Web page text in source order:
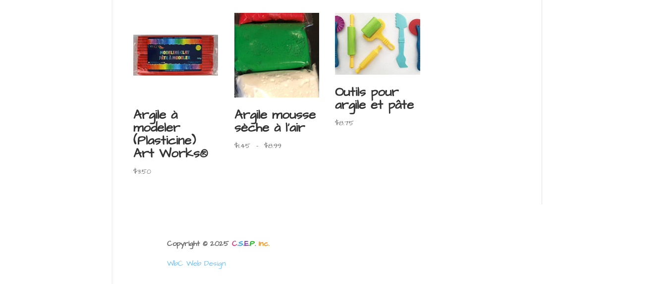
Argile à
modeler
(Plasticine)
Art Works®
$3.50
Argile mousse
sèche à l’air
$1.45 – $8.99Plage
Outils pour
argile et pâte
$8.75
Copyright © 2025 C.S.E.P. Inc.
WbC Web Design